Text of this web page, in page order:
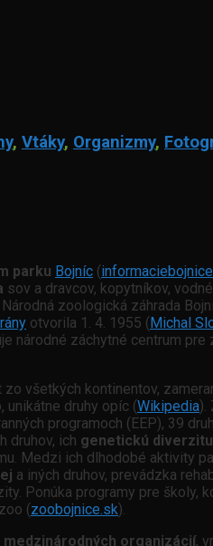
, Vtáky, Organizmy,
parku Bojníc (
sov a dravcov, kopytníkov,
zoologická záhrada
otvorila 1. 4. 1955 (Michal
národné záchytné centrum pre
všetkých kontinentov,
unikátne druhy opíc (Wikipedia).
programoch (EEP), 39
druhov, ich genetickú diverzitu
Medzi ich dlhodobé aktivity
a iných druhov, prevádzka
Ponúka programy pre
(zoobojnice.sk).
medzinárodných organizácií,